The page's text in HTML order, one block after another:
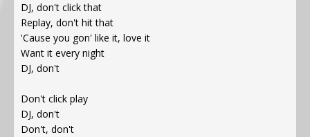
DJ, don't click that
Replay, don't hit that
'Cause you gon' like it, love it
Want it every night
DJ, don't
Don't click play
DJ, don't
Don't, don't